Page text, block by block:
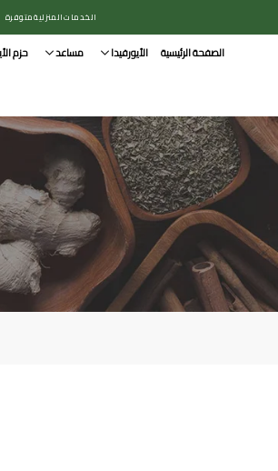
الخدمات المنزلية متوفرة
الصفحة الرئيسية الأيورفيدا مساعد حزم